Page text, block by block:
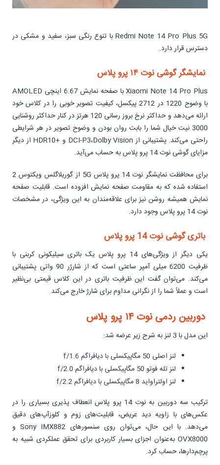
Redmi Note 14 Pro Plus 5G با تنوع رنگی سبز، سفید و مشکی در
دسترس قرار دارد.
نمایشگر گوشی نوت ۱۴ پرو پلاس
Xiaomi Note 14 Pro Plus با صفحه نمایش 6.67 اینچی AMOLED
با وضوح 1220 در 2712 پیکسل، کیفیت تصویر خوبی را در کلاس خود
ارائه می‌دهد و حداکثر نرخ بروز رسانی 120 هرتز در کنار حداکثر روشنایی
3000 نیت خیال شما را بابت روان بودن و وضوح تصویر در هر شرایطی
راحتی می‌کند. پشتیبانی از DCI-P3،Dolby Vision و +HDR10 از دیگر
مزایای گوشی نوت 14 پرو پلاس به حساب می‌آید.
برای محافظت نمایشگر نوت 14 پرو پلاس 5G از گوریلاگلس ویکتوس 2
استفاده شده که به مقاومت صفحه نمایش افزوده است. قابلیت صفحه
نمایش همیشه روشن نیز برای علاقه‌مندان به این ویژگی، در مشخصات
نوت 14 پرو پلاس وجود دارد.
باتری گوشی نوت 14 پرو پلاس
یکی دیگر از ویژگی‌های 14 پرو پلاس یک باتری سیلیکونی کربنی با
ظرفیت 6200 میلی آمپر ساعتی است که از شارژر 90 واتی پشتیبانی
می‌کند. می‌توان گفت این ظرفیت باتری در این کلاس قیمتی بی‌نظیر
است و عملاً شما را از نگرانی مداوم برای شارژ خارج می‌کند.
دوربین ردمی نوت ۱۴ پرو پلاس
این مدل با 3 لنز به شرح زیر عرضه شد:
لنز اصلی 50 مگاپیکسلی با دیافراگم f/1.6
لنز تله فوتو 50 مگاپیکسلی با دیافراگم f/2.0
لنز اولتراواید 8 مگاپیکسلی با دیافراگم f/2.2
ترکیب سه دوربین به نوت 14 پرو پلاس انعطاف پذیری بسیاری را در
عکس‌های با زاویه دید عریض، قابلیت‌های زوم و کلوزآپ‌های دقیق‌
می‌دهد. با این حال، می‌توان روی سنسورهای Sony IMX882 و
OVX8000 به‌عنوان اجزای بسیار کاربردی برای تحقق عملکردی شبیه به
پرچم‌دارها، حساب کرد.